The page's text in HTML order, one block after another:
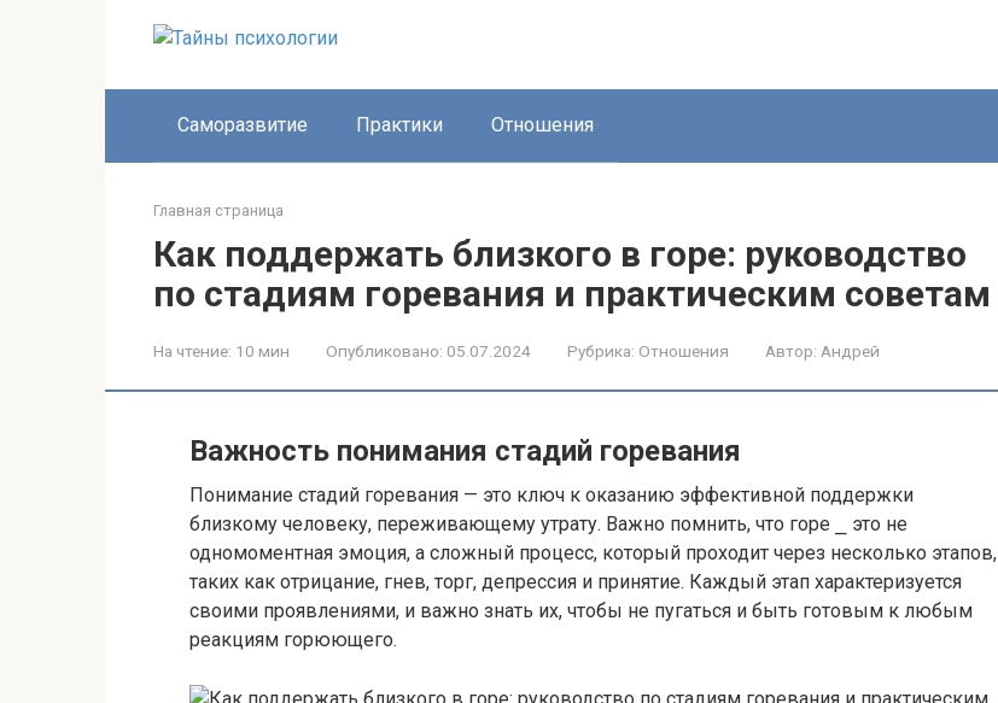
Саморазвитие Практики Отношения
Главная страница
Как поддержать близкого в горе: руководство
по стадиям горевания и практическим советам
На чтение: 10 мин Опубликовано: 05.07.2024 Рубрика: Отношения Автор: Андрей
Важность понимания стадий горевания
Понимание стадий горевания — это ключ к оказанию эффективной поддержки
близкому человеку, переживающему утрату.​ Важно помнить, что горе ⎯ это не
одномоментная эмоция, а сложный процесс, который проходит через несколько этапов,
таких как отрицание, гнев, торг, депрессия и принятие.​ Каждый этап характеризуется
своими проявлениями, и важно знать их, чтобы не пугаться и быть готовым к любым
реакциям горюющего.